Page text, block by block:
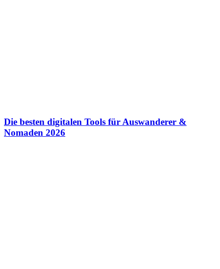
Die besten digitalen Tools für Auswanderer &
Nomaden 2026